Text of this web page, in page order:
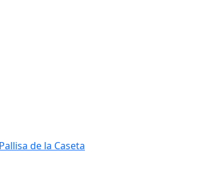
de la Caseta
de la Caseta